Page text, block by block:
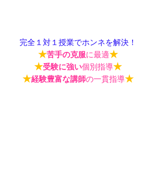
完全１対１授業でホンネを解決！
★苦手の克服に最適★
★受験に強い個別指導★
★経験豊富な講師の一貫指導★